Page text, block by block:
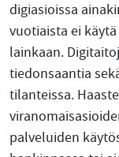
digiasioissa
vuotiaista ei
lainkaan.
tiedonsaantia
tilanteissa.
palveluiden